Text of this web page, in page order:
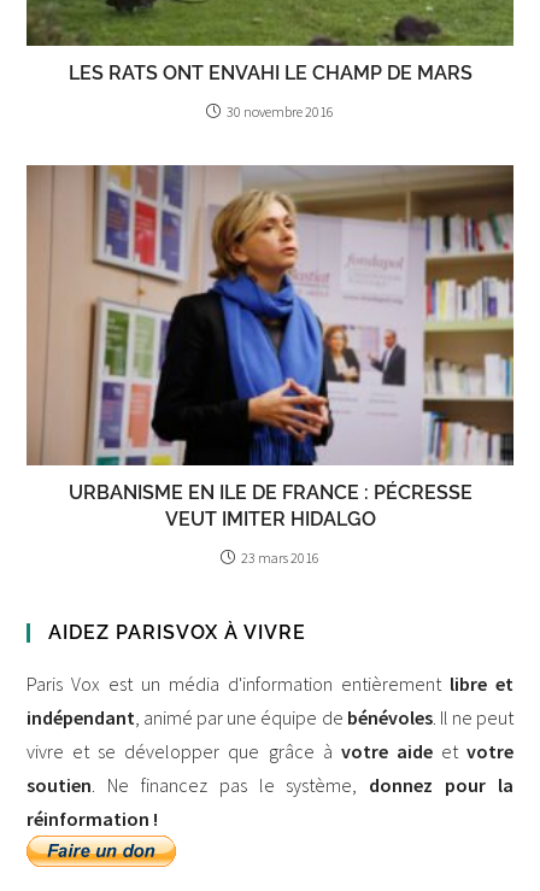
LES RATS ONT ENVAHI LE CHAMP DE MARS
30 novembre 2016
URBANISME EN ILE DE FRANCE : PÉCRESSE
VEUT IMITER HIDALGO
23 mars 2016
AIDEZ PARISVOX À VIVRE
Paris Vox est un média d'information entièrement libre et
indépendant, animé par une équipe de bénévoles. Il ne peut
vivre et se développer que grâce à votre aideet votre
soutien. Ne financez pas le système, donnez pour la
réinformation !